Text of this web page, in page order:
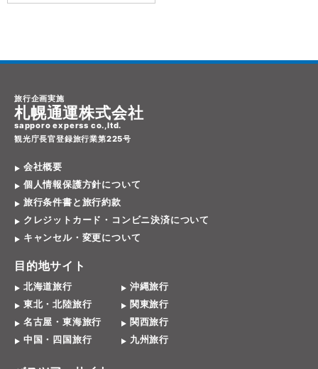
旅行企画実施
札幌通運株式会社
sapporo experss co.,ltd.
観光庁長官登録旅行業第225号
会社概要
個人情報保護方針について
旅行条件書と旅行約款
クレジットカード・コンビニ決済について
キャンセル・変更について
目的地サイト
北海道旅行
沖縄旅行
東北・北陸旅行
関東旅行
名古屋・東海旅行
関西旅行
中国・四国旅行
九州旅行